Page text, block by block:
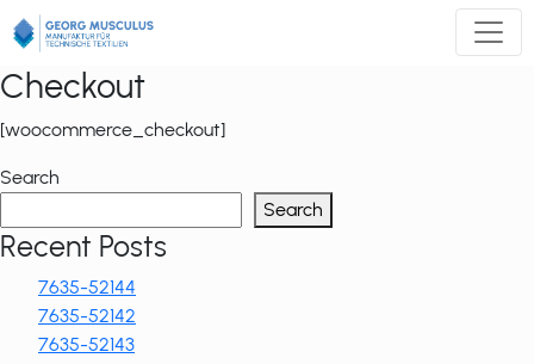
Zum
Inhalt
springen
Checkout
[woocommerce_checkout]
Search
Search
Recent Posts
7635-52144
7635-52142
7635-52143